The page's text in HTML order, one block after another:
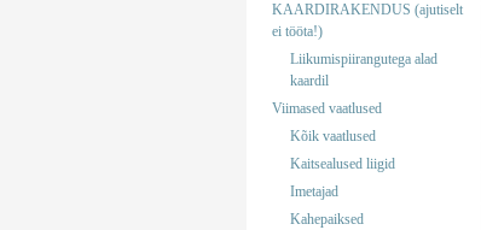
KAARDIRAKENDUS (ajutiselt
ei tööta!)
Liikumispiirangutega alad
kaardil
Viimased vaatlused
Kõik vaatlused
Kaitsealused liigid
Imetajad
Kahepaiksed